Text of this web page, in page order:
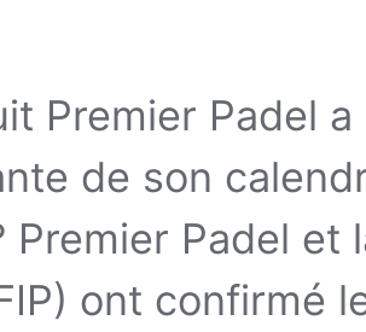
Premier Padel
de son
Premier Padel et
ont confirmé